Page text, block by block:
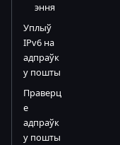
эння
Уплыў
IPv6 на
адпраўк
у пошты
Праверц
е
адпраўк
у пошты